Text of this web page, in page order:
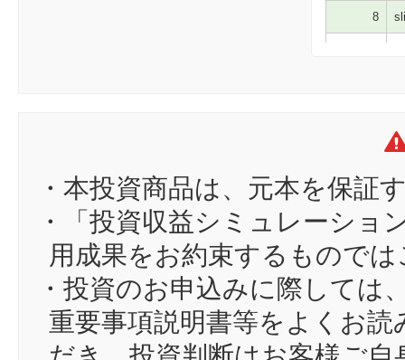
8
13
15
16
17
18
・本投資商品は、元本を保証
・「投資収益シミュレーショ
用成果をお約束するもので
・投資のお申込みに際しては
重要事項説明書等をよくお